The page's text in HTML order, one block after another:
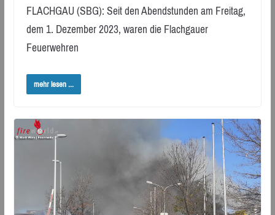
FLACHGAU (SBG): Seit den Abendstunden am Freitag,
dem 1. Dezember 2023, waren die Flachgauer
Feuerwehren
mehr lesen ...